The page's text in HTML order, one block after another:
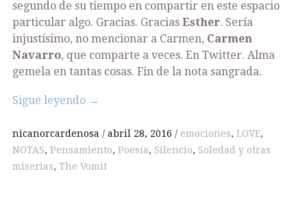
segundo de su tiempo en compartir en este espacio
particular algo. Gracias. Gracias Esther. Sería
injustísimo, no mencionar a Carmen, Carmen
Navarro, que comparte a veces. En Twitter. Alma
gemela en tantas cosas. Fin de la nota sangrada.
Sigue leyendo →
nicanorcardenosa abril 28, 2016 emociones, LOVE,
NOTAS, Pensamiento, Poesía, Silencio, Soledad y otras
miserias, The Vomit